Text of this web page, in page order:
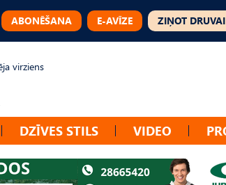
ABONĒŠANA E-AVĪZE ZIŅOT DRUVAI
virziens
DZĪVES STILS VIDEO